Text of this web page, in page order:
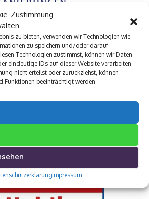
Zustimmung
zu bieten, verwenden wir Technologien wie
zu speichern und/oder darauf
Technologien zustimmst, können wir Daten
eindeutige IDs auf dieser Website verarbeiten.
nicht erteilst oder zurückziehst, können
Funktionen beeinträchtigt werden.
Impressum